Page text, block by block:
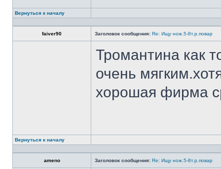
Вернуться к началу
faiver90 Заголовок сообщения: Re: Ищу нож.5-8т.р.повар
Тромантина как
очень
хорошая фирма
Вернуться к началу
ameno Заголовок сообщения: Re: Ищу нож.5-8т.р.повар